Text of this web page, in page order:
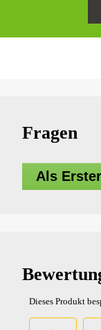
Fragen
Als